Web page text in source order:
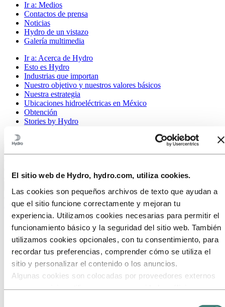
El sitio web de Hydro, hydro.com, utiliza cookies.
Las cookies son pequeños archivos de texto que ayudan a
que el sitio funcione correctamente y mejoran tu
experiencia. Utilizamos cookies necesarias para permitir el
funcionamiento básico y la seguridad del sitio web. También
utilizamos cookies opcionales, con tu consentimiento, para
recordar tus preferencias, comprender cómo se utiliza el
sitio y personalizar el contenido o los anuncios.
Algunas cookies son colocadas por proveedores externos
Ir a: Medios
Contactos de prensa
Noticias
Hydro de un vistazo
Galería multimedia
Ir a: Acerca de Hydro
Esto es Hydro
Industrias que importan
Nuestro objetivo y nuestros valores básicos
Nuestra estrategia
Ubicaciones hidroeléctricas en México
Obtención
Stories by Hydro
Volver al menú principal
Aluminio
Industrias a las que servimos
Sobre el aluminio
Por qué aluminio
Reciclaje de aluminio
¿Cómo se produce el aluminio?
Energía renovable y aluminio